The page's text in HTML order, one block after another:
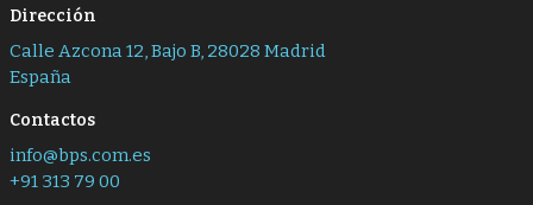
Dirección
Calle Azcona 12, Bajo B, 28028 Madrid
España
Contactos
info@bps.com.es
+91 313 79 00